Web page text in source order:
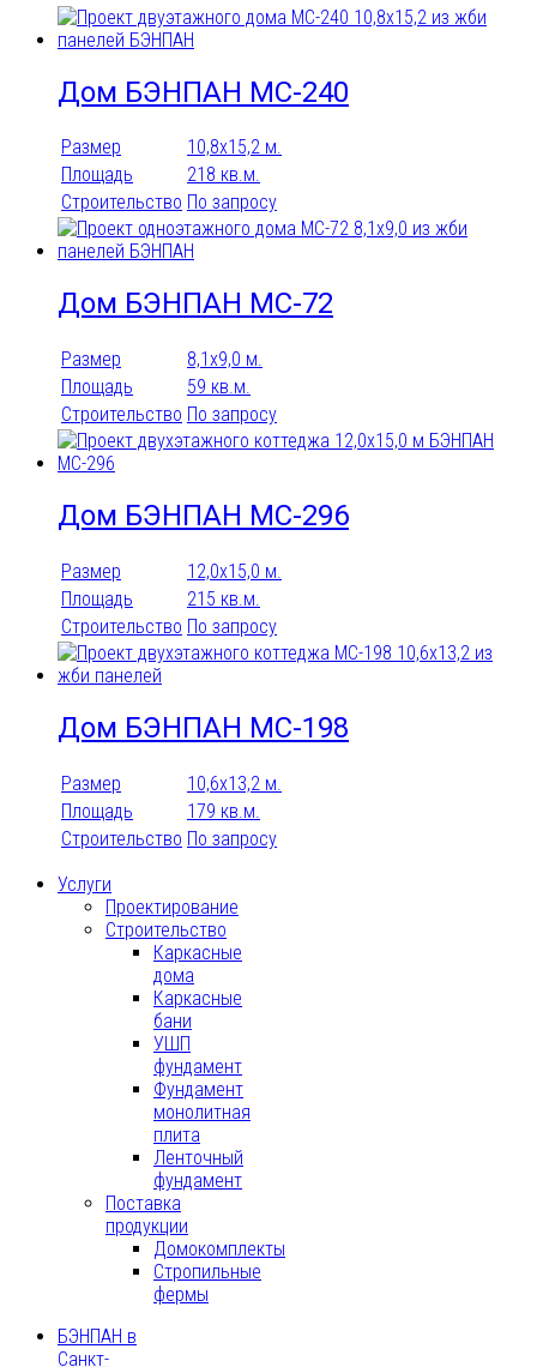
Дом БЭНПАН МС-240
Размер
10,8х15,2 м.
Площадь
218 кв.м.
Строительство По запросу
Дом БЭНПАН МС-72
Размер
8,1х9,0 м.
Площадь
59 кв.м.
Строительство По запросу
Дом БЭНПАН МС-296
Размер
12,0х15,0 м.
Площадь
215 кв.м.
Строительство По запросу
Дом БЭНПАН МС-198
Размер
10,6х13,2 м.
Площадь
179 кв.м.
Строительство По запросу
Услуги
Проектирование
Строительство
Каркасные
дома
Каркасные
бани
УШП
фундамент
Фундамент
монолитная
плита
Ленточный
фундамент
Поставка
продукции
Домокомплекты
Стропильные
фермы
БЭНПАН в
Санкт-